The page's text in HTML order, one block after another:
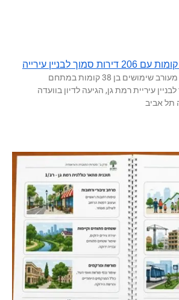
התוכנית להקמת מגדל מעורב שימושים בן 38 קומות במתחם
עיריית רמת גן, הגיעה לדיון בוועדה
תל אביב